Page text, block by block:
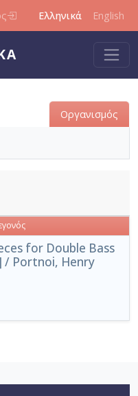
Ελληνικά English
Οργανισμός
for Double Bass
/ Portnoi, Henry